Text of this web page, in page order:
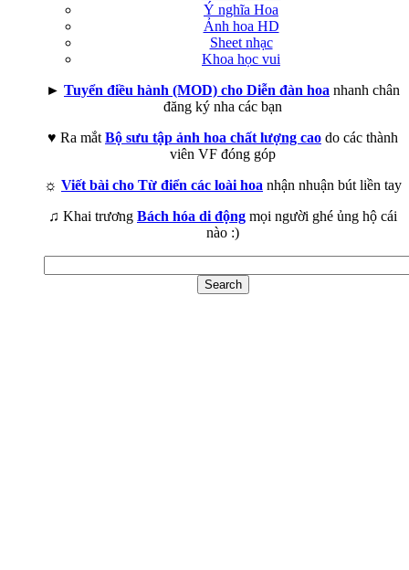
Ý nghĩa Hoa
Ảnh hoa HD
Sheet nhạc
Khoa học vui
► Tuyển điều hành (MOD) cho Diễn đàn hoa nhanh chân
đăng ký nha các bạn
♥ Ra mắt Bộ sưu tập ảnh hoa chất lượng cao do các thành
viên VF đóng góp
☼ Viết bài cho Từ điển các loài hoa nhận nhuận bút liền tay
♫ Khai trương Bách hóa di động mọi người ghé ủng hộ cái
nào :)